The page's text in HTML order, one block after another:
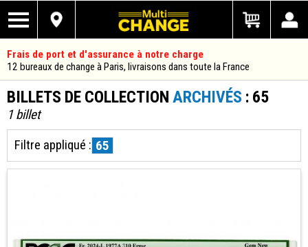
Frais de port et d'assurance à notre charge
12 bureaux de change à Paris, livraisons dans toute la France
BILLETS DE COLLECTION ARCHIVÉS : 65
1 billet
Filtre appliqué : 65